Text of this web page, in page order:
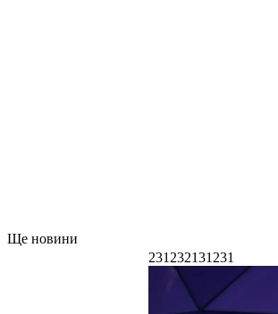
Ще новини
231232131231